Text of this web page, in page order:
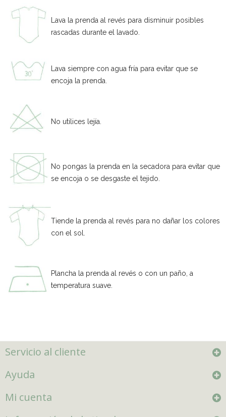
Lava la prenda al revés para disminuir posibles
rascadas durante el lavado.
Lava siempre con agua fría para evitar que se
encoja la prenda.
No utilices lejía.
No pongas la prenda en la secadora para evitar que
se encoja o se desgaste el tejido.
Tiende la prenda al revés para no dañar los colores
con el sol.
Plancha la prenda al revés o con un paño, a
temperatura suave.
Servicio al cliente
Ayuda
Mi cuenta